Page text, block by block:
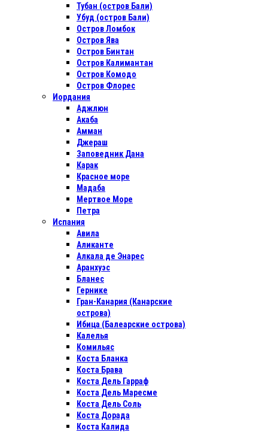
Тубан (остров Бали)
Убуд (остров Бали)
Остров Ломбок
Остров Ява
Остров Бинтан
Остров Калимантан
Остров Комодо
Остров Флорес
Иордания
Аджлюн
Акаба
Амман
Джераш
Заповедник Дана
Карак
Красное море
Мадаба
Мертвое Море
Петра
Испания
Авила
Аликанте
Алкала де Энарес
Аранхуэс
Бланес
Гернике
Гран-Канария (Канарские
острова)
Ибица (Балеарские острова)
Калелья
Комильяс
Коста Бланка
Коста Брава
Коста Дель Гарраф
Коста Дель Маресме
Коста Дель Соль
Коста Дорада
Коста Калида